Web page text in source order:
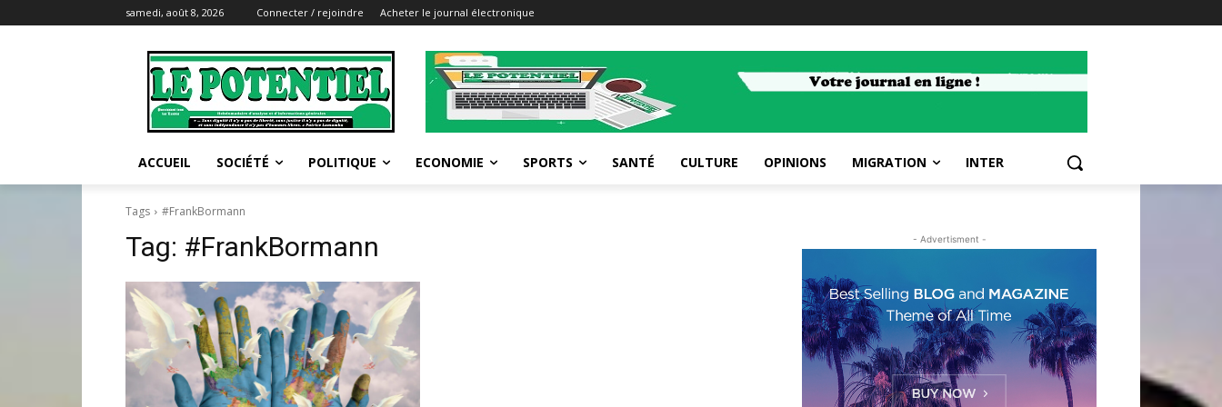
samedi, août 8, 2026 Connecter / rejoindre Acheter le journal électronique
ACCUEIL SOCIÉTÉ POLITIQUE ECONOMIE SPORTS SANTÉ CULTURE OPINIONS MIGRATION INTER
Tags #FrankBormann
Tag: #FrankBormann - Advertisment -